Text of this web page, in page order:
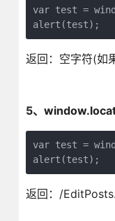
var test =
alert(test);
返回：空字符(如
5、
var test =
alert(test);
返回：/